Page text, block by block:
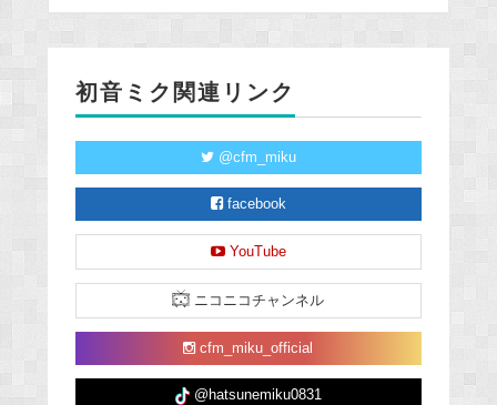
初音ミク関連リンク
@cfm_miku
facebook
YouTube
ニコニコチャンネル
cfm_miku_official
@hatsunemiku0831